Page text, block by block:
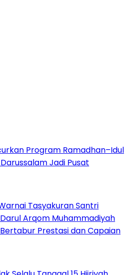
Program Ramadhan–Idul
Jadi Pusat
Tasyakuran Santri
Arqom Muhammadiyah
Prestasi dan Capaian